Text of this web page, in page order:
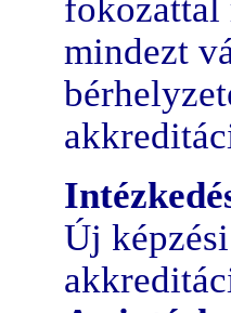
fokozattal
mindezt
Új